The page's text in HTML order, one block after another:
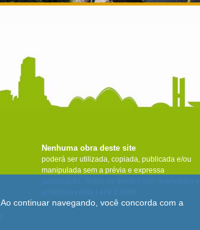
Nenhuma obra deste site
poderá ser utilizada, copiada, publicada e/ou
manipulada sem a prévia e expressa
autorização. Todos os direitos são reservados e
protegidos pela Lei 9.610/98.
continuar navegando, você concorda com a